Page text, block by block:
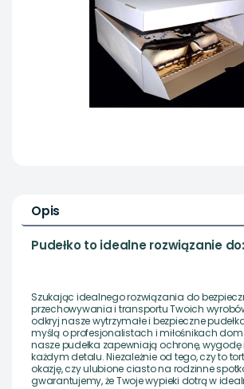
Opis
Pudełko to idealne rozwiązanie do:
Szukając idealnego rozwiązania do
przechowywania i transportu Twoich
odkryj nasze wytrzymałe i bezpieczne
myślą o profesjonalistach i miłośnikach
nasze pudełka zapewniają ochronę,
każdym detalu. Niezależnie od tego, czy to
okazję, czy ulubione ciasto na rodzinne
gwarantujemy, że Twoje wypieki dotrą w